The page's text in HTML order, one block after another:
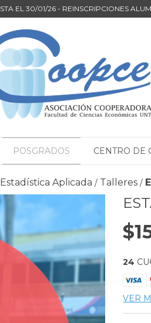
EL 30/01/26 - REINSCRIPCIONES
POSGRADOS CENTRO DE
Aplicada / Talleres /
24
VER